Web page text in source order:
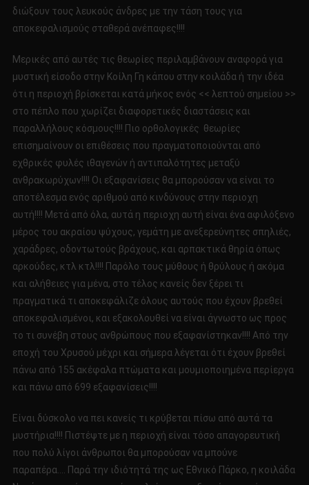
διώξουν τους λευκούς άνδρες με την τάση τους για
αποκεφαλισμούς σταθερά ανέπαφες!!!!
Μερικές από αυτές τις θεωρίες περιλαμβάνουν αναφορά για
μυστική είσοδο στην Κοίλη Γη κάπου στην κοιλάδα ή την ιδέα
ότι η περιοχή βρίσκεται κατά μήκος ενός << λεπτού σημείου >>
στο πέπλο που χωρίζει διαφορετικές διαστάσεις και
παραλλήλους κόσμους!!!! Πιο ορθολογικές θεωρίες
επισημαίνουν οι επιθέσεις που πραγματοποιούνται από
εχθρικές φυλές ιθαγενών ή αντιπαλότητες μεταξύ
ανθρακωρύχων!!!! Οι εξαφανίσεις θα μπορούσαν να είναι το
αποτέλεσμα ενός αριθμού από κινδύνους στην περιοχη
αυτή!!!! Μετά από όλα, αυτά η περιοχη αυτή είναι ένα αφιλόξενο
μέρος του ακραίου ψύχους, γεμάτη με ανεξερεύνητες σπηλιές,
χαράδρες, οδοντωτούς βράχους, και αρπακτικά θηρία όπως
αρκούδες, κτλ κτλ!!!! Παρόλο τους μύθους ή θρύλους ή ακόμα
και αλήθειες για μένα, στο τέλος κανείς δεν ξέρει τι
πραγματικά τι αποκεφάλιζε όλους αυτούς που έχουν βρεθεί
αποκεφαλισμένοι, και εξακολουθεί να είναι άγνωστο ως προς
το τι συνέβη στους ανθρώπους που εξαφανίστηκαν!!!! Από την
εποχή του Χρυσού μέχρι και σήμερα λέγεται ότι έχουν βρεθεί
πάνω από 155 ακέφαλα πτώματα και μουμιοποιημένα περίεργα
και πάνω από 699 εξαφανίσεις!!!!
Είναι δύσκολο να πει κανείς τι κρύβεται πίσω από αυτά τα
μυστήρια!!!! Πιστέψτε με η περιοχή είναι τόσο απαγορευτική
που πολύ λίγοι άνθρωποι θα μπορούσαν να μπούνε
παραπέρα…. Παρά την ιδιότητά της ως Εθνικό Πάρκο, η κοιλάδα